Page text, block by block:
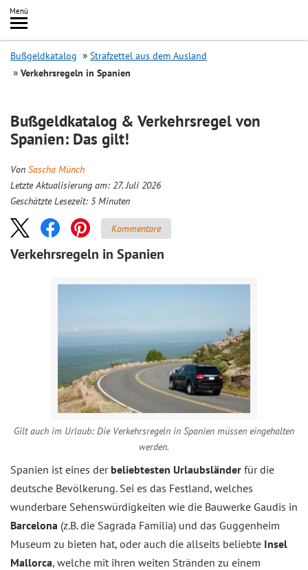
Inhalt
springen
Menü
Search
Bußgeldkatalog
Strafzettel aus dem Ausland
Verkehrsregeln in Spanien
Bußgeldkatalog & Verkehrsregel von
Spanien: Das gilt!
Von Sascha Münch
Letzte Aktualisierung am: 27. Juli 2026
Geschätzte Lesezeit: 5 Minuten
Kommentare
Verkehrsregeln in Spanien
Gilt auch im Urlaub: Die Verkehrsregeln in Spanien müssen eingehalten
werden.
Spanien ist eines der beliebtesten Urlaubsländer für die
deutsche Bevölkerung. Sei es das Festland, welches
wunderbare Sehenswürdigkeiten wie die Bauwerke Gaudis in
Barcelona (z.B. die Sagrada Familia) und das Guggenheim
Museum zu bieten hat, oder auch die allseits beliebte Insel
Mallorca, welche mit ihren weiten Stränden zu einem